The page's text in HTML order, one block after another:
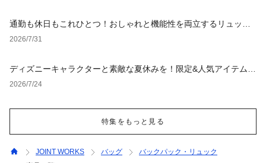
通勤も休日もこれひとつ！おしゃれと機能性を両立するリュック
の選び方
2026/7/31
ディズニーキャラクターと素敵な夏休みを！限定&人気アイテム特
集
2026/7/24
特集をもっと見る
JOINT WORKS バッグ
バックパック・リュック